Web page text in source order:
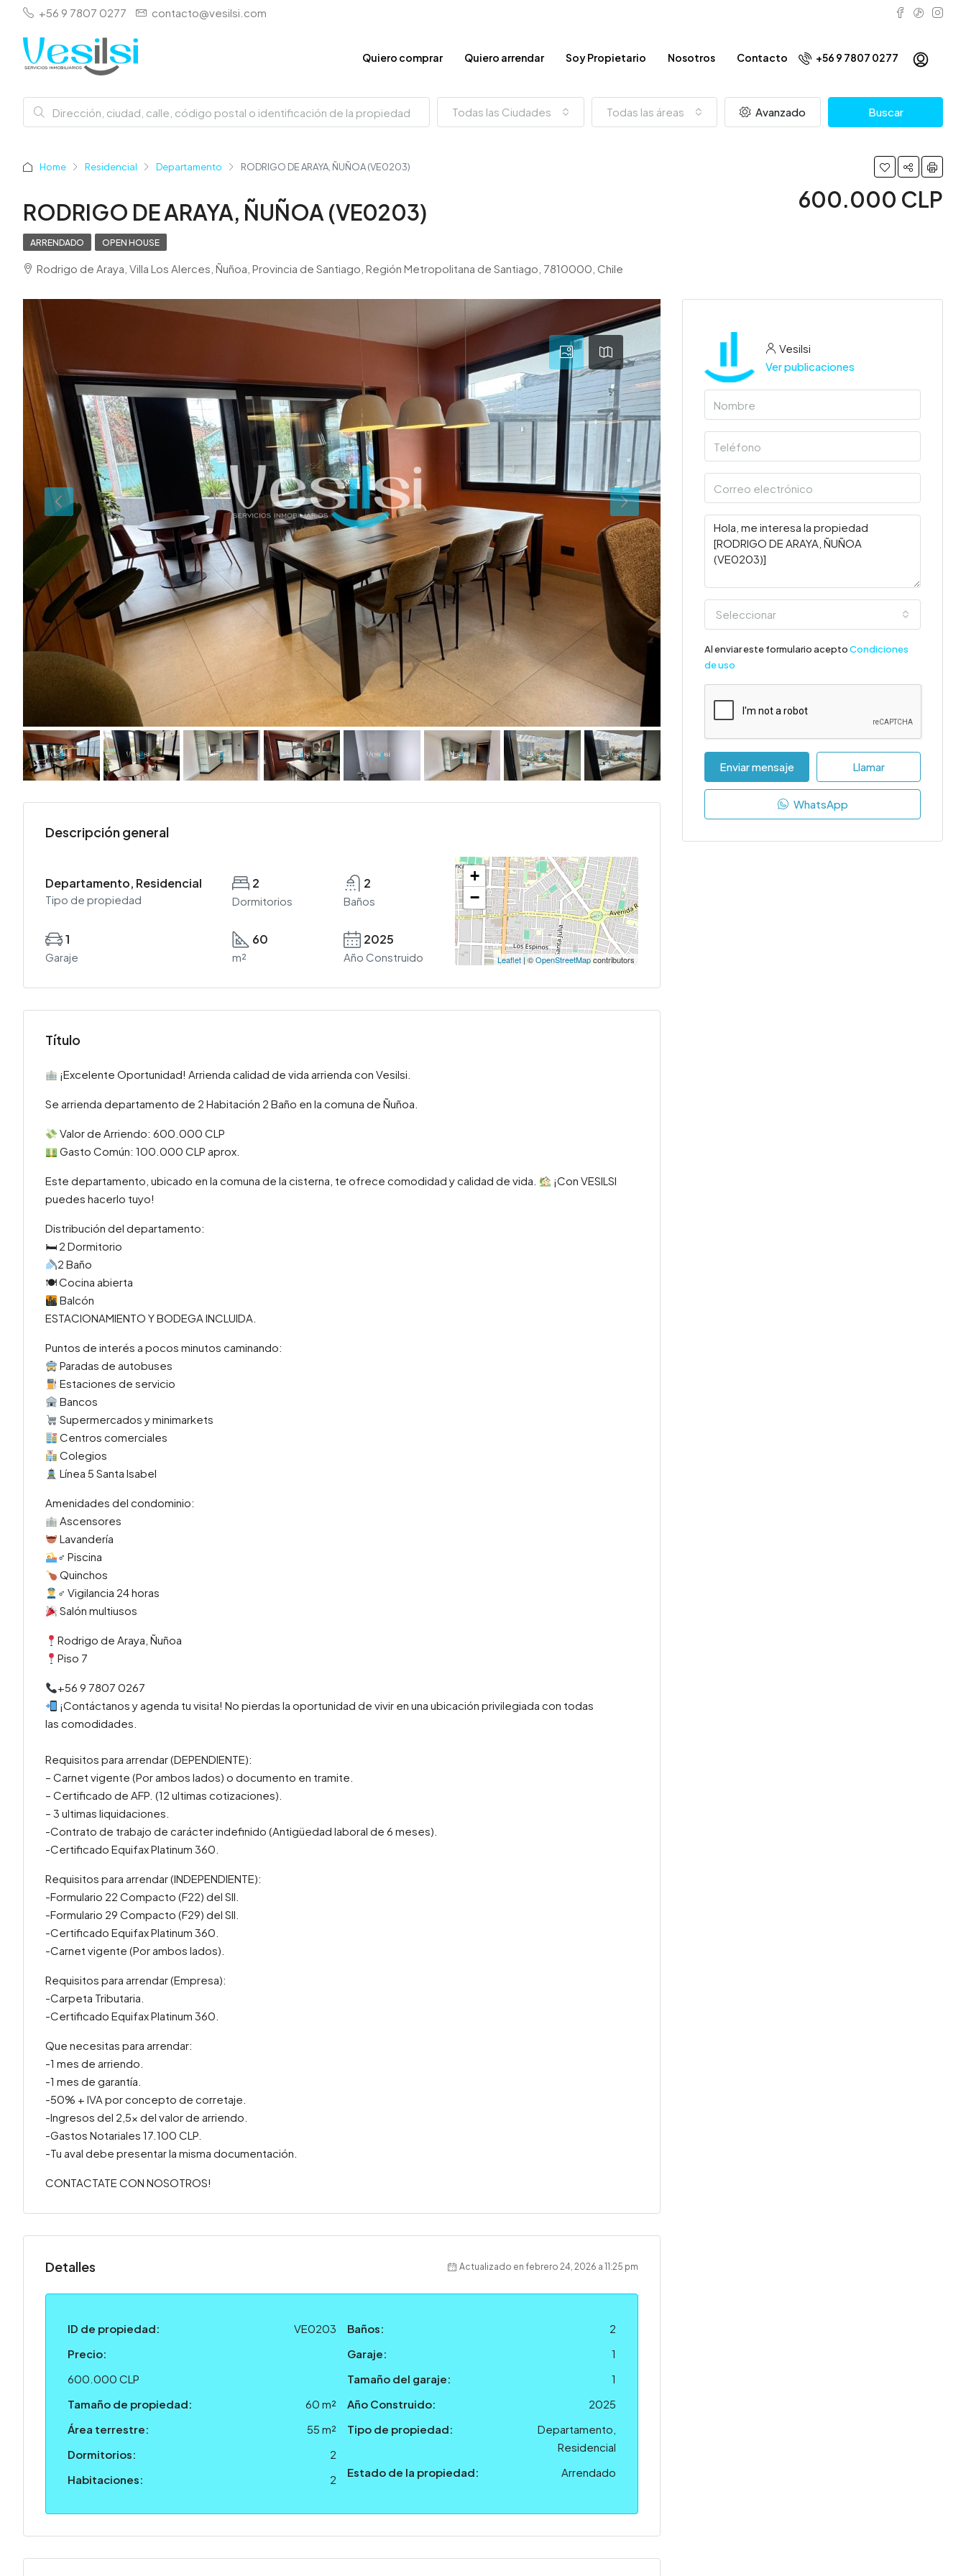
+56 9 7807 0277 contacto@vesilsi.com
Quiero comprar Quiero arrendar Soy Propietario Nosotros Contacto +56 9 7807 0277
Todas las Ciudades Todas las áreas Avanzado Buscar
Home Residencial Departamento RODRIGO DE ARAYA, ÑUÑOA (VE0203)
RODRIGO DE ARAYA, ÑUÑOA (VE0203) 600.000 CLP
ARRENDADO OPEN HOUSE
Rodrigo de Araya, Villa Los Alerces, Ñuñoa, Provincia de Santiago, Región Metropolitana de Santiago, 7810000, Chile
Descripción general
Departamento, Residencial
Tipo de propiedad
2
Dormitorios
2
Baños
1
Garaje
60
m²
2025
Año Construido
+
−
Leaflet| ©OpenStreetMapcontributors
Título
¡Excelente Oportunidad! Arrienda calidad de vida arrienda con Vesilsi.
Se arrienda departamento de 2 Habitación 2 Baño en la comuna de Ñuñoa.
Valor de Arriendo: 600.000 CLP
Gasto Común: 100.000 CLP aprox.
Este departamento, ubicado en la comuna de la cisterna, te ofrece comodidad y calidad de vida.
¡Con VESILSI
puedes hacerlo tuyo!
Distribución del departamento:
🛏 2 Dormitorio
2 Baño
🍽 Cocina abierta
Balcón
ESTACIONAMIENTO Y BODEGA INCLUIDA.
Puntos de interés a pocos minutos caminando:
Paradas de autobuses
Estaciones de servicio
Bancos
Supermercados y minimarkets
Centros comerciales
Colegios
Línea 5 Santa Isabel
Amenidades del condominio:
Ascensores
Lavandería
‍♂ Piscina
Quinchos
‍♂ Vigilancia 24 horas
Salón multiusos
Rodrigo de Araya, Ñuñoa
Piso 7
‪‪‪+56 9 7807 0267‬‬
¡Contáctanos y agenda tu visita! No pierdas la oportunidad de vivir en una ubicación privilegiada con todas
las comodidades.
Requisitos para arrendar (DEPENDIENTE):
– Carnet vigente (Por ambos lados) o documento en tramite.
– Certificado de AFP. (12 ultimas cotizaciones).
– 3 ultimas liquidaciones.
-Contrato de trabajo de carácter indefinido (Antigüedad laboral de 6 meses).
-Certificado Equifax Platinum 360.
Requisitos para arrendar (INDEPENDIENTE):
-Formulario 22 Compacto (F22) del SII.
-Formulario 29 Compacto (F29) del SII.
-Certificado Equifax Platinum 360.
-Carnet vigente (Por ambos lados).
Requisitos para arrendar (Empresa):
-Carpeta Tributaria.
-Certificado Equifax Platinum 360.
Que necesitas para arrendar:
-1 mes de arriendo.
-1 mes de garantía.
-50% + IVA por concepto de corretaje.
-Ingresos del 2,5x del valor de arriendo.
-Gastos Notariales 17.100 CLP.
-Tu aval debe presentar la misma documentación.
CONTACTATE CON NOSOTROS!
Detalles Actualizado en febrero 24, 2026 a 11:25 pm
ID de propiedad:
VE0203
Precio:
600.000 CLP
Tamaño de propiedad:
60 m²
Área terrestre:
55 m²
Dormitorios:
2
Habitaciones:
2
Baños:
2
Garaje:
1
Tamaño del garaje:
1
Año Construido:
2025
Tipo de propiedad:
Departamento,
Residencial
Estado de la propiedad:
Arrendado
Vesilsi
Ver publicaciones
Seleccionar
Al enviar este formulario aceptoCondiciones
de uso
Enviar mensaje Llamar
WhatsApp